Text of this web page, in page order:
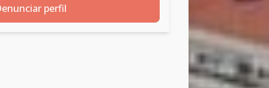
perfil